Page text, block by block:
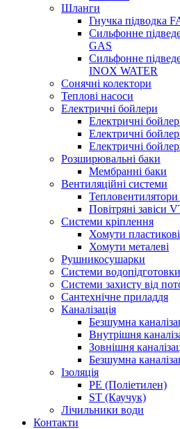
Шланги
Гнучка підводка
Сильфонне
GAS
Сильфонне
INOX WATER
Сонячні колектори
Теплові насоси
Електричні бойлери
Електричні
Електричні
Електричні
Розширювальні баки
Мембранні баки
Вентиляційні системи
Повітряні завіси
Системи кріплення
Хомути пластикові
Хомути металеві
Рушникосушарки
Системи водопідготовки
Системи захисту від
Сантехнічне приладдя
Каналізація
Безшумна
Внутрішня
Зовнішня
Безшумна
Ізоляція
PE (Поліетилен)
ST (Каучук)
Лічильники води
Контакти